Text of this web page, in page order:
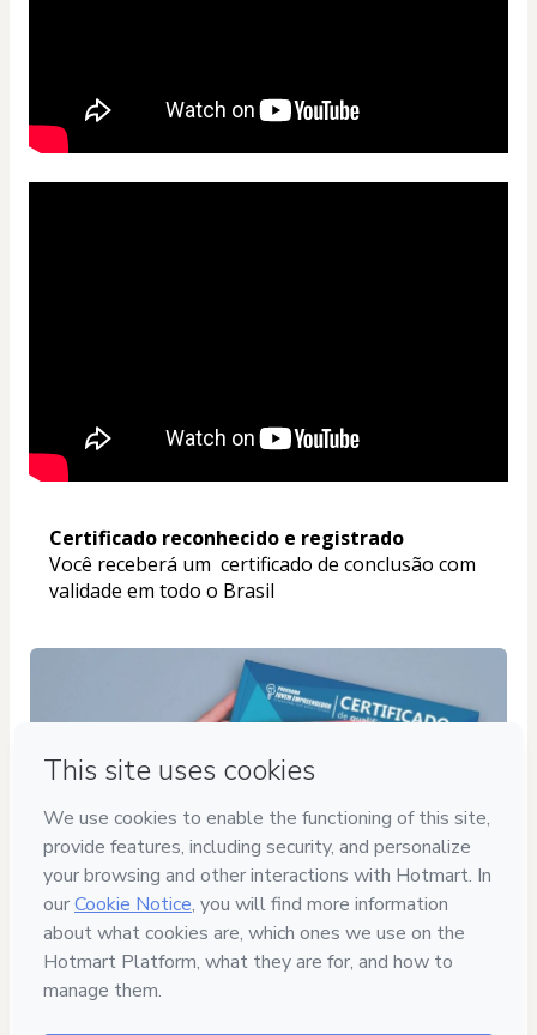
Certificado reconhecido e registrado
Você receberá um  certificado de conclusão com
validade em todo o Brasil